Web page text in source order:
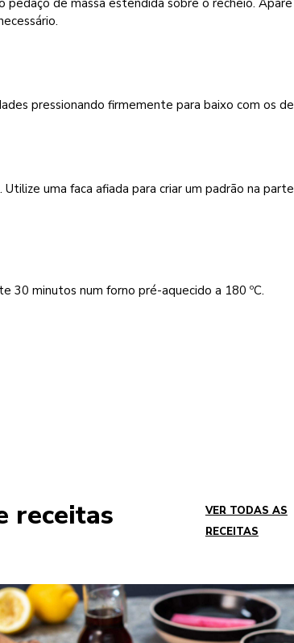
pedaço de massa estendida sobre o recheio. Apare
pressionando firmemente para baixo com os
Utilize uma faca afiada para criar um padrão na
30 minutos num forno pré-aquecido a 180 ºC.
receitas
VER TODAS AS
RECEITAS